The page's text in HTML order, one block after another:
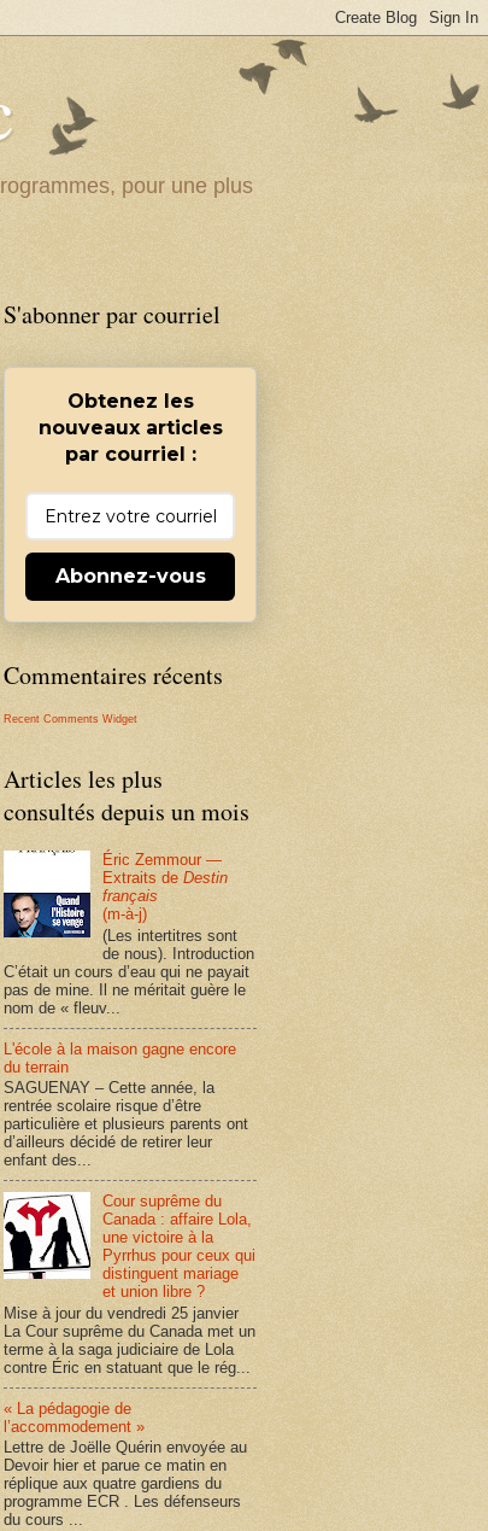
pour une plus
S'abonner par courriel
Obtenez les
nouveaux articles
par courriel :
Abonnez-vous
Commentaires récents
Recent Comments Widget
Articles les plus
consultés depuis un mois
Éric Zemmour —
Extraits deDestin
français
(m-à-j)
(Les intertitres sont
de nous). Introduction
C’était un cours d’eau qui ne payait
pas de mine. Il ne méritait guère le
nom de « fleuv...
L'école à la maison gagne encore
du terrain
SAGUENAY – Cette année, la
rentrée scolaire risque d’être
particulière et plusieurs parents ont
d’ailleurs décidé de retirer leur
enfant des...
Cour suprême du
Canada : affaire Lola,
une victoire à la
Pyrrhus pour ceux qui
distinguent mariage
et union libre ?
Mise à jour du vendredi 25 janvier
La Cour suprême du Canada met un
terme à la saga judiciaire de Lola
contre Éric en statuant que le rég...
« La pédagogie de
l’accommodement »
Lettre de Joëlle Quérin envoyée au
Devoir hier et parue ce matin en
réplique aux quatre gardiens du
programme ECR . Les défenseurs
du cours ...